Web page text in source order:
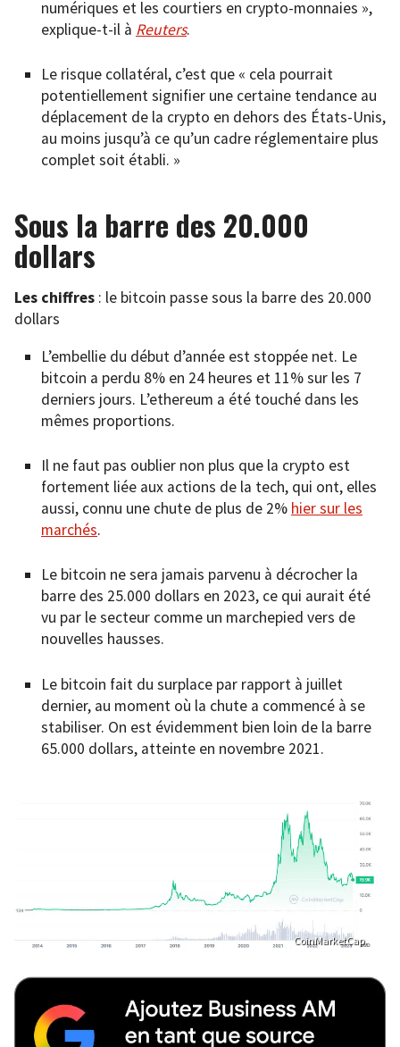
numériques et les courtiers en crypto-monnaies »,
explique-t-il à Reuters.
Le risque collatéral, c’est que « cela pourrait
potentiellement signifier une certaine tendance au
déplacement de la crypto en dehors des États-Unis,
au moins jusqu’à ce qu’un cadre réglementaire plus
complet soit établi. »
Sous la barre des 20.000
dollars
Les chiffres : le bitcoin passe sous la barre des 20.000
dollars
L’embellie du début d’année est stoppée net. Le
bitcoin a perdu 8% en 24 heures et 11% sur les 7
derniers jours. L’ethereum a été touché dans les
mêmes proportions.
Il ne faut pas oublier non plus que la crypto est
fortement liée aux actions de la tech, qui ont, elles
aussi, connu une chute de plus de 2% hier sur les
marchés.
Le bitcoin ne sera jamais parvenu à décrocher la
barre des 25.000 dollars en 2023, ce qui aurait été
vu par le secteur comme un marchepied vers de
nouvelles hausses.
Le bitcoin fait du surplace par rapport à juillet
dernier, au moment où la chute a commencé à se
stabiliser. On est évidemment bien loin de la barre
65.000 dollars, atteinte en novembre 2021.
CoinMarketCap.